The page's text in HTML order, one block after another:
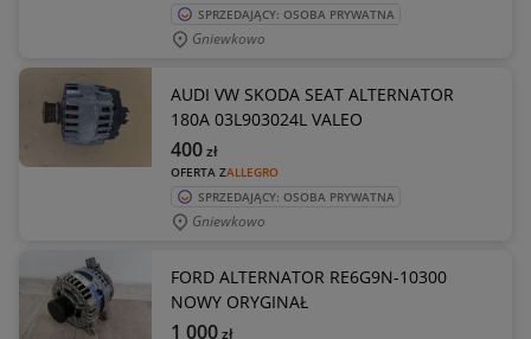
SPRZEDAJĄCY: OSOBA PRYWATNA
Gniewkowo
AUDI VW SKODA SEAT ALTERNATOR
180A 03L903024L VALEO
OFERTA ZALLEGRO
400zł
SPRZEDAJĄCY: OSOBA PRYWATNA
Gniewkowo
FORD ALTERNATOR RE6G9N-10300
NOWY ORYGINAŁ
1 000zł